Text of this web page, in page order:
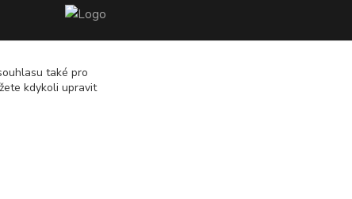
775724471, 773177017
10-18hod
také pro
kdykoli upravit